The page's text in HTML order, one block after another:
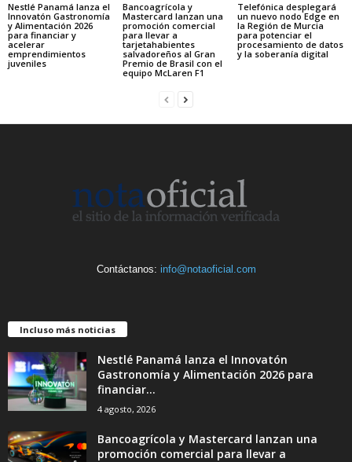
Nestlé Panamá lanza el
Innovatón Gastronomía
y Alimentación 2026
para financiar y
acelerar
emprendimientos
juveniles
Bancoagrícola y
Mastercard lanzan una
promoción comercial
para llevar a
tarjetahabientes
salvadoreños al Gran
Premio de Brasil con el
equipo McLaren F1
Telefónica desplegará
un nuevo nodo Edge en
la Región de Murcia
para potenciar el
procesamiento de datos
y la soberanía digital
Contáctanos: info@notaoficial.com
Incluso más noticias
Nestlé Panamá lanza el Innovatón
Gastronomía y Alimentación 2026 para
financiar...
4 agosto, 2026
Bancoagrícola y Mastercard lanzan una
promoción comercial para llevar a